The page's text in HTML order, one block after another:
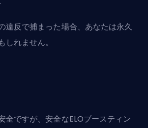
違反で捕まった場合、あなたは永久
しれません。
全ですが、安全なELOブースティン